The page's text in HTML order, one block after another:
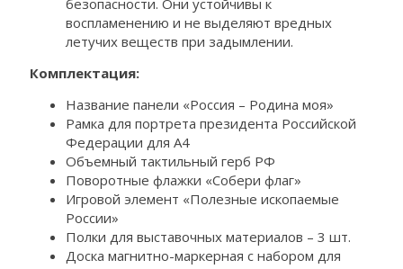
безопасности. Они устойчивы к
воспламенению и не выделяют вредных
летучих веществ при задымлении.
Комплектация:
Название панели «Россия – Родина моя»
Рамка для портрета президента Российской
Федерации для А4
Объемный тактильный герб РФ
Поворотные флажки «Собери флаг»
Игровой элемент «Полезные ископаемые
России»
Полки для выставочных материалов – 3 шт.
Доска магнитно-маркерная с набором для